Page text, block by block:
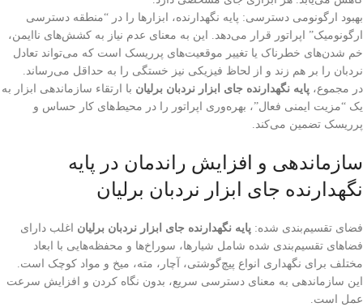
بهبود ارگونومی دسترسی: پایه نگهدارنده، ابزارها را در “منطقه دسترسی
ارگونومیک” اپراتور قرار می‌دهد. این به معنای عدم نیاز به کشش‌های ناایمن،
خم شدن‌های خطرناک یا تغییر موقعیت‌های پرریسک است که می‌تواند تعادل
نردبان را بر هم زند و از لحاظ فیزیکی نیز خستگی را به حداقل می‌رساند.
در مجموع، پایه نگهدارنده جای ابزار نردبان برلیان با ارتقاء سازماندهی ابزار به
یک “مزیت ایمنی فعال”، بهره‌وری اپراتور را در محیط‌های کار حساس و
پرریسک تضمین می‌کند.
سازماندهی و افزایش راندمان در پایه
نگهدارنده جای ابزار نردبان برلیان
فضای تقسیم‌بندی شده: پایه نگهدارنده جای ابزار نردبان برلیان اغلب دارای
فضاهای تقسیم‌بندی شده شامل شیارها، سوراخ‌ها و محفظه‌هایی با ابعاد
مختلف برای نگهداری انواع پیچ‌گوشتی، آچار، مته، میخ و مواد کوچک است.
این سازماندهی به معنای دسترسی سریع، بدون نگاه کردن و افزایش سرعت
عمل است.